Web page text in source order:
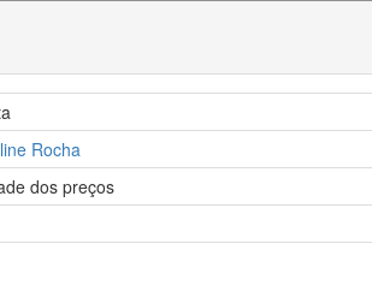
Rocha
dos preços